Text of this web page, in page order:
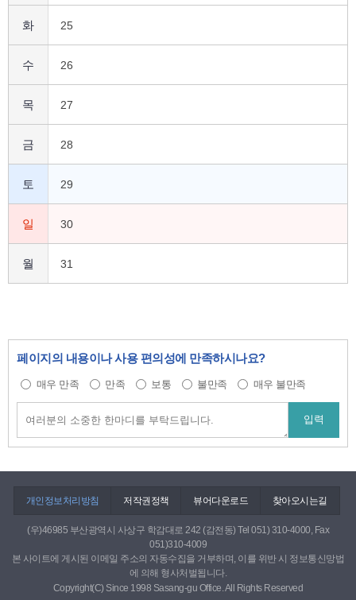
화 25
수 26
목 27
금 28
토 29
일 30
월 31
페이지의 내용이나 사용 편의성에 만족하시나요?
매우 만족 만족 보통 불만족 매우 불만족
개인정보처리방침 저작권정책 뷰어다운로드 찾아오시는길
(우)46985 부산광역시 사상구 학감대로 242 (감전동) Tel 051) 310-4000, Fax
051)310-4009
본 사이트에 게시된 이메일 주소의 자동수집을 거부하며, 이를 위반 시 정보통신망법
에 의해 형사처벌됩니다.
Copyright(C) Since 1998 Sasang-gu Office. All Rights Reserved